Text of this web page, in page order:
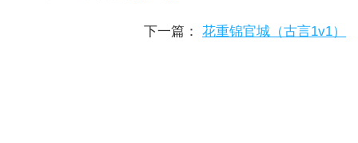
下一篇： 花重锦官城（古言1v1）